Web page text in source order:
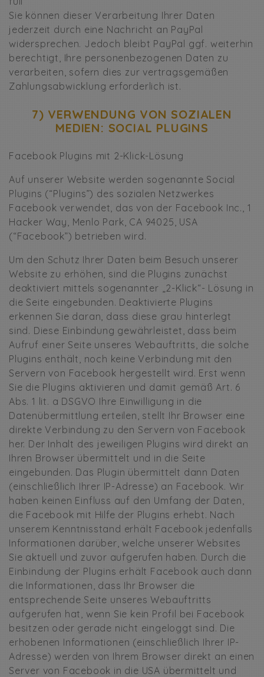
Sie können dieser Verarbeitung Ihrer Daten
jederzeit durch eine Nachricht an PayPal
widersprechen. Jedoch bleibt PayPal ggf. weiterhin
berechtigt, Ihre personenbezogenen Daten zu
verarbeiten, sofern dies zur vertragsgemäßen
Zahlungsabwicklung erforderlich ist.
7) VERWENDUNG VON SOZIALEN
MEDIEN: SOCIAL PLUGINS
Facebook Plugins mit 2-Klick-Lösung
Auf unserer Website werden sogenannte Social
Plugins (“Plugins”) des sozialen Netzwerkes
Facebook verwendet, das von der Facebook Inc., 1
Hacker Way, Menlo Park, CA 94025, USA
(“Facebook”) betrieben wird.
Um den Schutz Ihrer Daten beim Besuch unserer
Website zu erhöhen, sind die Plugins zunächst
deaktiviert mittels sogenannter „2-Klick“- Lösung in
die Seite eingebunden. Deaktivierte Plugins
erkennen Sie daran, dass diese grau hinterlegt
sind. Diese Einbindung gewährleistet, dass beim
Aufruf einer Seite unseres Webauftritts, die solche
Plugins enthält, noch keine Verbindung mit den
Servern von Facebook hergestellt wird. Erst wenn
Sie die Plugins aktivieren und damit gemäß Art. 6
Abs. 1 lit. a DSGVO Ihre Einwilligung in die
Datenübermittlung erteilen, stellt Ihr Browser eine
direkte Verbindung zu den Servern von Facebook
her. Der Inhalt des jeweiligen Plugins wird direkt an
Ihren Browser übermittelt und in die Seite
eingebunden. Das Plugin übermittelt dann Daten
(einschließlich Ihrer IP-Adresse) an Facebook. Wir
haben keinen Einfluss auf den Umfang der Daten,
die Facebook mit Hilfe der Plugins erhebt. Nach
unserem Kenntnisstand erhält Facebook jedenfalls
Informationen darüber, welche unserer Websites
Sie aktuell und zuvor aufgerufen haben. Durch die
Einbindung der Plugins erhält Facebook auch dann
die Informationen, dass Ihr Browser die
entsprechende Seite unseres Webauftritts
aufgerufen hat, wenn Sie kein Profil bei Facebook
besitzen oder gerade nicht eingeloggt sind. Die
erhobenen Informationen (einschließlich Ihrer IP-
Adresse) werden von Ihrem Browser direkt an einen
Server von Facebook in die USA übermittelt und